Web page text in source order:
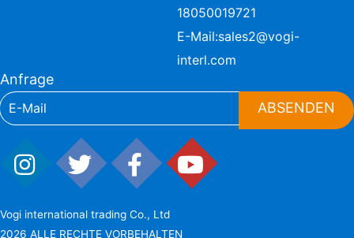
18050019721
E-Mail:sales2@vogi-
interl.com
Anfrage
ABSENDEN
Vogi international trading Co., Ltd
2026 ALLE RECHTE VORBEHALTEN